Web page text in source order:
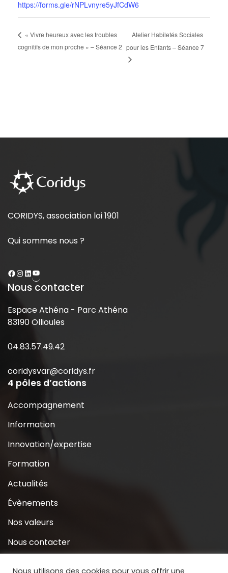
https://forms.gle/rNPLvnyre5yJfCdW6
« Vivre heureux avec les troubles
cognitifs de mon proche » – Séance 2
Atelier Habiletés Sociales
pour les Enfants – Séance 7
CORIDYS, association loi 1901
Qui sommes nous ?
Nous contacter
Espace Athéna - Parc Athéna
83190 Ollioules
04.83.57.49.42
coridysvar@coridys.fr
4 pôles d’actions
Accompagnement
Information
Innovation/expertise
Formation
Actualités
Évènements
Nos valeurs
Nous contacter
Nous utilisons des cookies pour vous offrir une